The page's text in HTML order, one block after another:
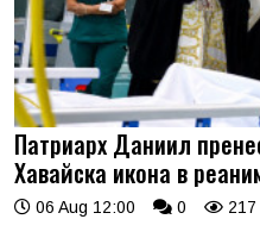
Патриарх Даниил
Хавайска икона в
06 Aug 12:00 0 217